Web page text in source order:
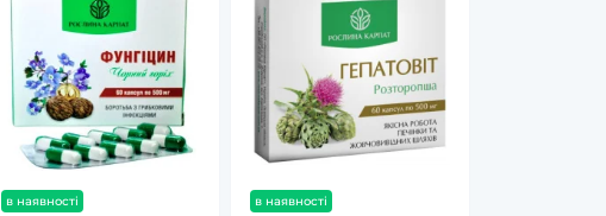
в наявності в наявності